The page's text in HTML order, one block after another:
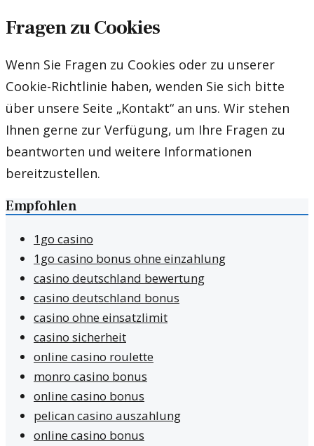
Fragen zu Cookies
Wenn Sie Fragen zu Cookies oder zu unserer
Cookie-Richtlinie haben, wenden Sie sich bitte
über unsere Seite „Kontakt“ an uns. Wir stehen
Ihnen gerne zur Verfügung, um Ihre Fragen zu
beantworten und weitere Informationen
bereitzustellen.
Empfohlen
1go casino
1go casino bonus ohne einzahlung
casino deutschland bewertung
casino deutschland bonus
casino ohne einsatzlimit
casino sicherheit
online casino roulette
monro casino bonus
online casino bonus
pelican casino auszahlung
online casino bonus